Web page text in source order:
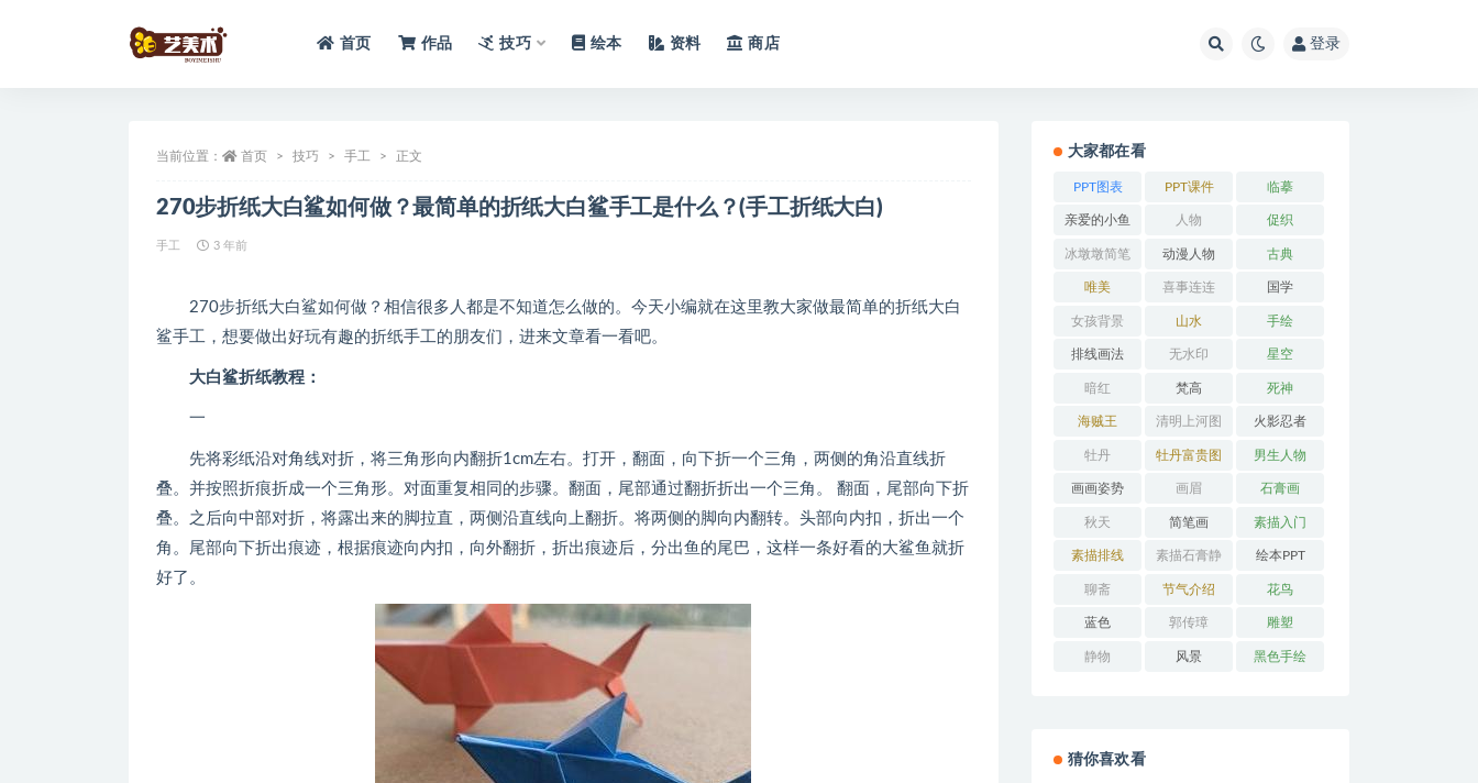
首页 作品 技巧 绘本 资料 商店 登录
当前位置： 首页 技巧 手工 正文
270步折纸大白鲨如何做？最简单的折纸大白鲨手工是什么？(手工折纸大白)
手工 3 年前
270步折纸大白鲨如何做？相信很多人都是不知道怎么做的。今天小编就在这里教大家做最简单的折纸大白
鲨手工，想要做出好玩有趣的折纸手工的朋友们，进来文章看一看吧。
大白鲨折纸教程：
一
先将彩纸沿对角线对折，将三角形向内翻折1cm左右。打开，翻面，向下折一个三角，两侧的角沿直线折
叠。并按照折痕折成一个三角形。对面重复相同的步骤。翻面，尾部通过翻折折出一个三角。 翻面，尾部向下折
叠。之后向中部对折，将露出来的脚拉直，两侧沿直线向上翻折。将两侧的脚向内翻转。头部向内扣，折出一个
角。尾部向下折出痕迹，根据痕迹向内扣，向外翻折，折出痕迹后，分出鱼的尾巴，这样一条好看的大鲨鱼就折
好了。
大家都在看
PPT图表 PPT课件 临摹
亲爱的小鱼 人物 促织
冰墩墩简笔
画
动漫人物 古典
唯美 喜事连连 国学
女孩背景 山水 手绘
排线画法 无水印 星空
暗红 梵高 死神
海贼王 清明上河图 火影忍者
牡丹 牡丹富贵图 男生人物
画画姿势 画眉 石膏画
秋天 简笔画 素描入门
素描排线 素描石膏静
物
绘本PPT
聊斋 节气介绍 花鸟
蓝色 郭传璋 雕塑
静物 风景 黑色手绘
猜你喜欢看